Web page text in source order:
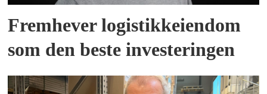
Fremhever logistikkeiendom
som den beste investeringen